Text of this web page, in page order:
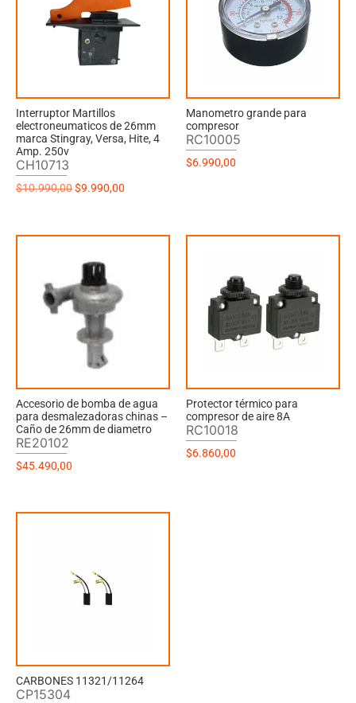
Interruptor Martillos
electroneumaticos de 26mm
marca Stingray, Versa, Hite, 4
Amp. 250v
CH10713
$10.990,00$9.990,00
Manometro grande para
compresor
RC10005
$6.990,00
Accesorio de bomba de agua
para desmalezadoras chinas –
Caño de 26mm de diametro
RE20102
$45.490,00
Protector térmico para
compresor de aire 8A
RC10018
$6.860,00
CARBONES 11321/11264
CP15304